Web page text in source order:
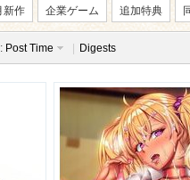
新作 企業ゲーム 追加特典
Post Time Digests